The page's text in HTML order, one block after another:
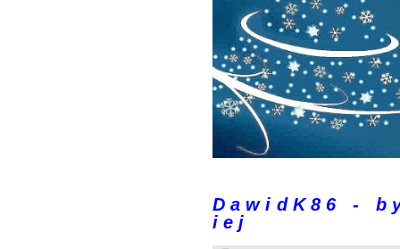
D a w i d K 8 6 - b
i e j